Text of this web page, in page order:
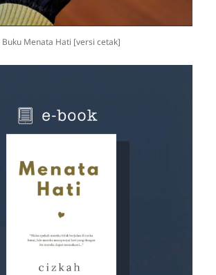
Buku Menata Hati [versi cetak]